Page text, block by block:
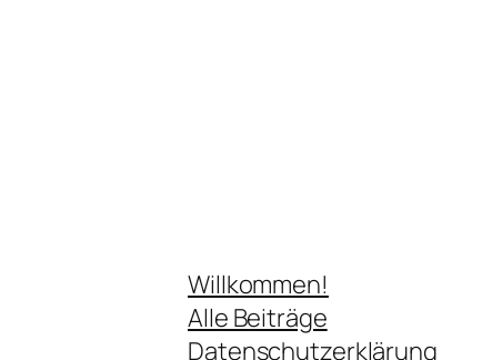
Willkommen!
Alle Beiträge
Datenschutzerklärung